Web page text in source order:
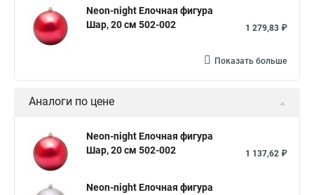
Neon-night Елочная фигура
Шар, 20 см 502-002
1 279,83 ₽
Показать больше
Аналоги по цене
Neon-night Елочная фигура
Шар, 20 см 502-002
1 137,62 ₽
Neon-night Елочная фигура